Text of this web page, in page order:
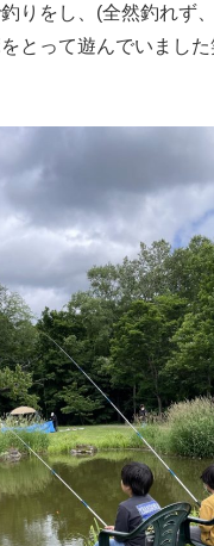
りをし、(全然釣れず
とって遊んでいまし